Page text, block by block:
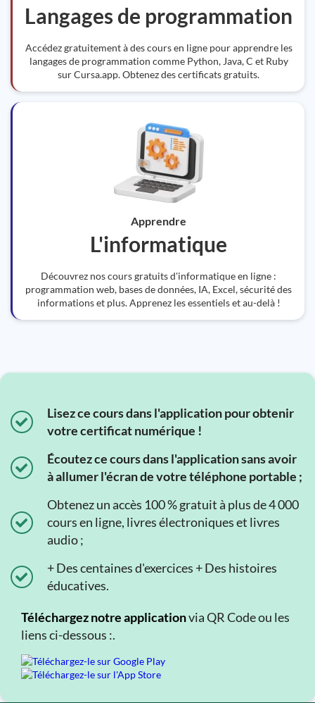
Langages de programmation
Accédez gratuitement à des cours en ligne pour apprendre les
langages de programmation comme Python, Java, C et Ruby
sur Cursa.app. Obtenez des certificats gratuits.
Apprendre
L'informatique
Découvrez nos cours gratuits d'informatique en ligne :
programmation web, bases de données, IA, Excel, sécurité des
informations et plus. Apprenez les essentiels et au-delà !
Lisez ce cours dans l'application pour obtenir
votre certificat numérique !
Écoutez ce cours dans l'application sans avoir
à allumer l'écran de votre téléphone portable ;
Obtenez un accès 100 % gratuit à plus de 4 000
cours en ligne, livres électroniques et livres
audio ;
+ Des centaines d'exercices + Des histoires
éducatives.
Téléchargez notre applicationvia QR Code ou les
liens ci-dessous :.